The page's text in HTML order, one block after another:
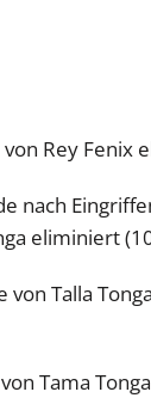
Rey Fenix
nach
eliminiert
von Talla
Tama